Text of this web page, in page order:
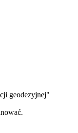
geodezyjnej"